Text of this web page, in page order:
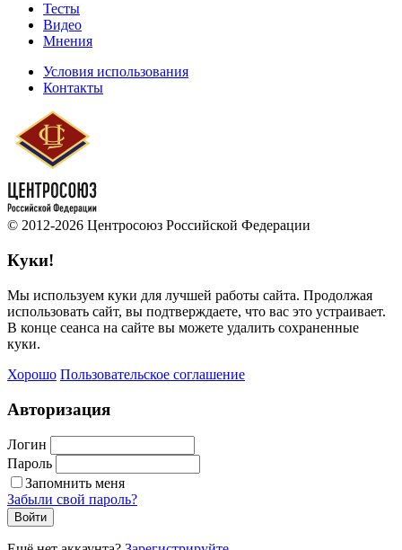
Тесты
Видео
Мнения
Условия использования
Контакты
© 2012-2026 Центросоюз Российской Федерации
Куки!
Мы используем куки для лучшей работы сайта. Продолжая
использовать сайт, вы подтверждаете, что вас это устраивает.
В конце сеанса на сайте вы можете удалить сохраненные
куки.
Хорошо Пользовательское соглашение
Авторизация
Логин
Пароль
Запомнить меня
Забыли свой пароль?
Войти